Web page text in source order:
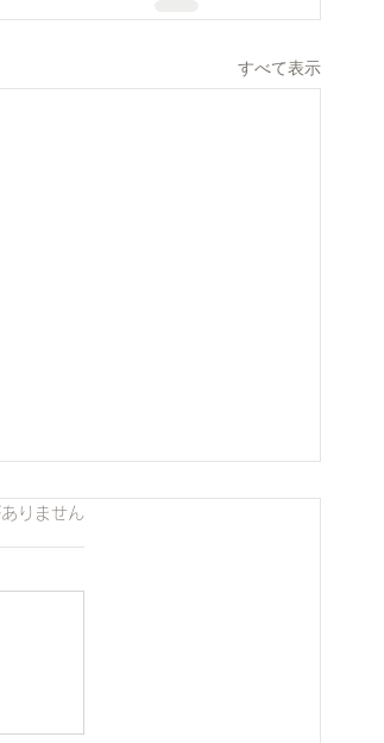
すべて表示
（ICMCER）2025 – 東京
ています。
りません